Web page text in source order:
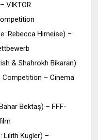
VIKTOR
Rebecca Hirneise) –
& Shahrokh Bikaran)
Competition – Cinema
Bektaş) – FFF-
Lilith Kugler) –